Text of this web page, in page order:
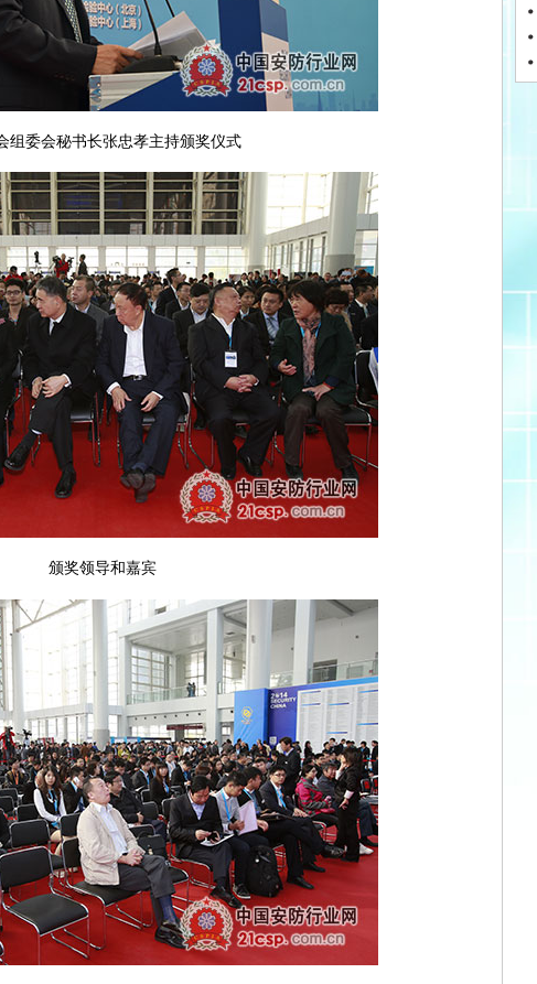
组委会秘书长张忠孝主持颁奖仪式
颁奖领导和嘉宾